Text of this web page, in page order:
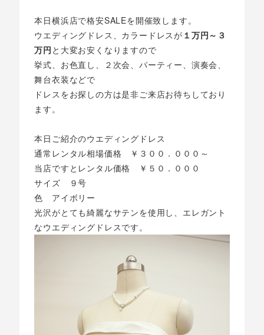
本日横浜店で格安SALEを開催致します。
ウエディングドレス、カラードレスが １万円～３
万円 と大変お安くなりますので
挙式、お色直し、２次会、パーティー、演奏会、
舞台衣装などで
ドレスをお探しの方は是非ご来店お待ちしており
ます。
本日ご紹介のウエディングドレス
通常レンタル相場価格 ￥３００．０００～
当店ですとレンタル価格 ￥５０．０００
サイズ ９号
色 アイボリー
光沢がとても綺麗なサテンを使用し、エレガント
なウエディングドレスです。